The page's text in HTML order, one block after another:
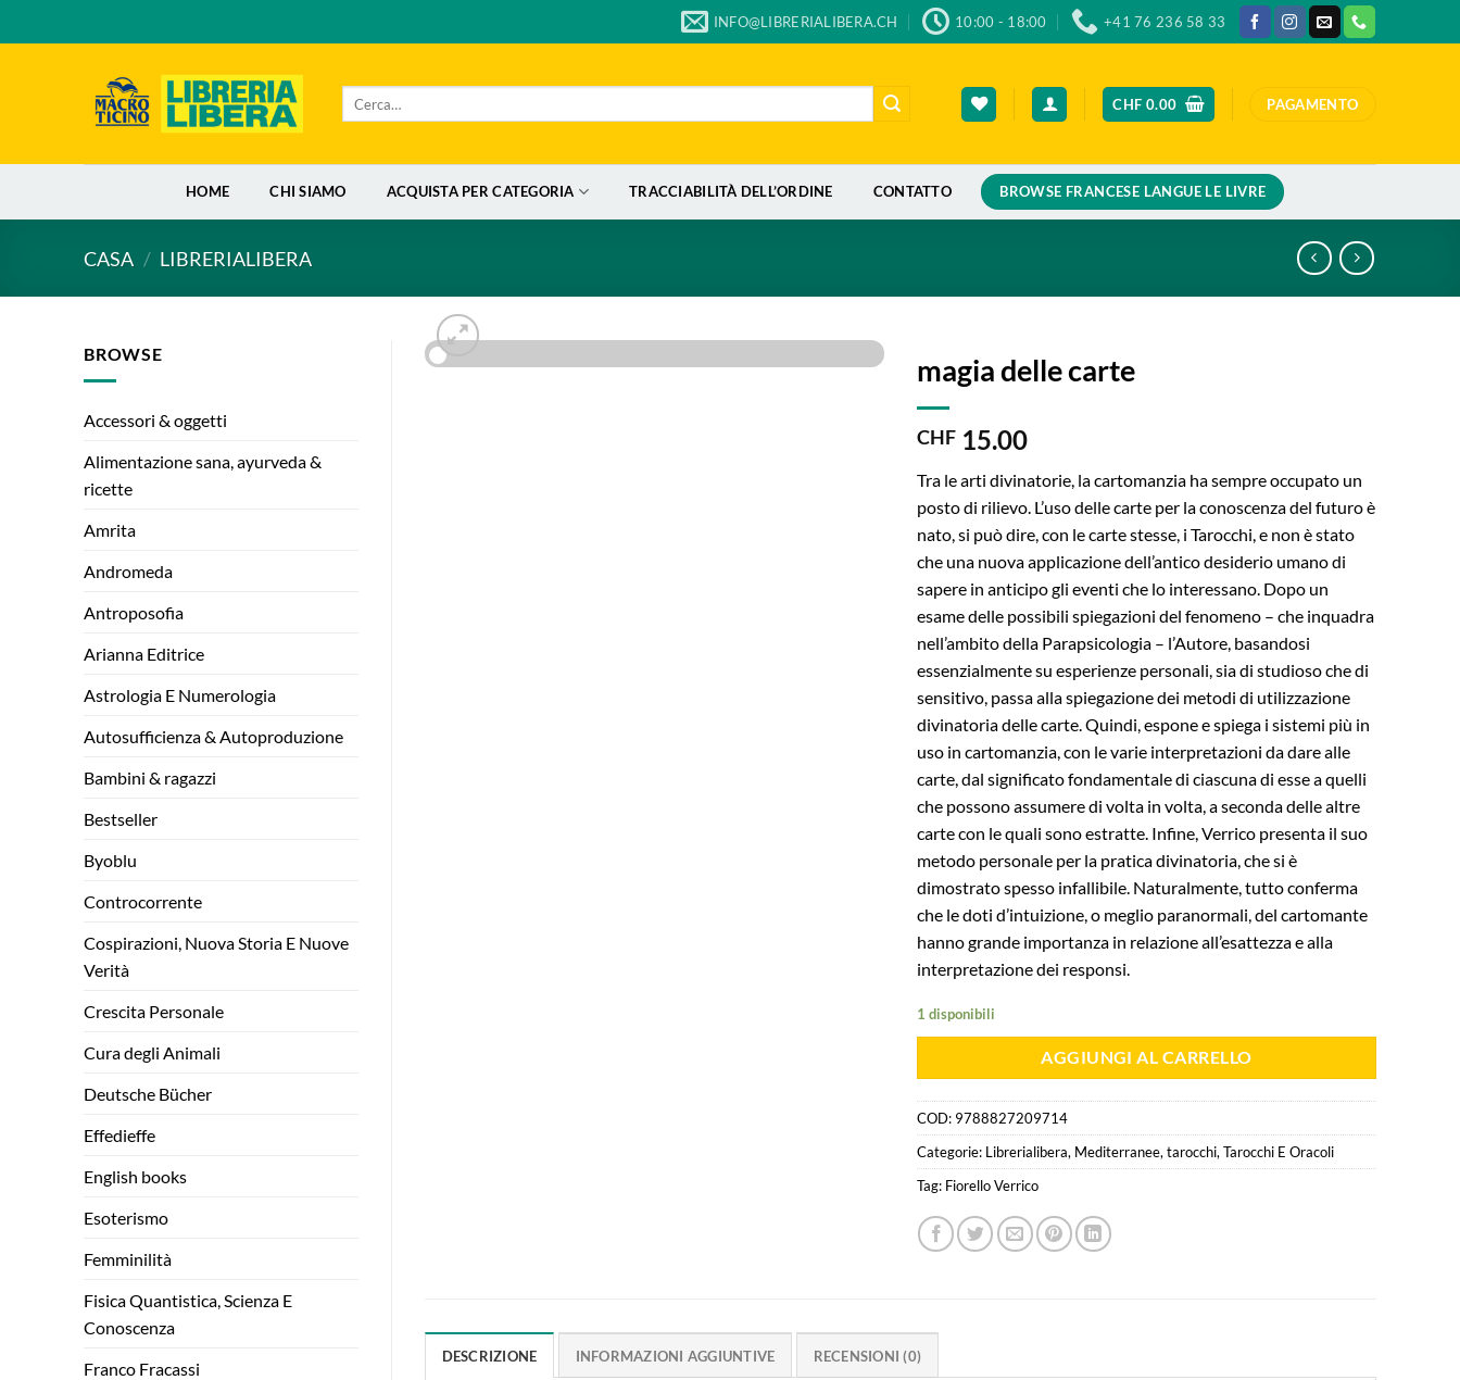
ai
INFO@LIBRERIALIBERA.CH 10:00 - 18:00 +41 76 236 58 33
CHF 0.00 PAGAMENTO
HOME CHI SIAMO ACQUISTA PER CATEGORIA TRACCIABILITÀ DELL’ORDINE CONTATTO BROWSE FRANCESE LANGUE LE LIVRE
CASA / LIBRERIALIBERA
BROWSE
Accessori & oggetti
Alimentazione sana, ayurveda &
ricette
Amrita
Andromeda
Antroposofia
Arianna Editrice
Astrologia E Numerologia
Autosufficienza & Autoproduzione
Bambini & ragazzi
Bestseller
Byoblu
Controcorrente
Cospirazioni, Nuova Storia E Nuove
Verità
Crescita Personale
Cura degli Animali
Deutsche Bücher
Effedieffe
English books
Esoterismo
Femminilità
Fisica Quantistica, Scienza E
Conoscenza
Franco Fracassi
magia delle carte
CHF15.00
Tra le arti divinatorie, la cartomanzia ha sempre occupato un
posto di rilievo. L’uso delle carte per la conoscenza del futuro è
nato, si può dire, con le carte stesse, i Tarocchi, e non è stato
che una nuova applicazione dell’antico desiderio umano di
sapere in anticipo gli eventi che lo interessano. Dopo un
esame delle possibili spiegazioni del fenomeno – che inquadra
nell’ambito della Parapsicologia – l’Autore, basandosi
essenzialmente su esperienze personali, sia di studioso che di
sensitivo, passa alla spiegazione dei metodi di utilizzazione
divinatoria delle carte. Quindi, espone e spiega i sistemi più in
uso in cartomanzia, con le varie interpretazioni da dare alle
carte, dal significato fondamentale di ciascuna di esse a quelli
che possono assumere di volta in volta, a seconda delle altre
carte con le quali sono estratte. Infine, Verrico presenta il suo
metodo personale per la pratica divinatoria, che si è
dimostrato spesso infallibile. Naturalmente, tutto conferma
che le doti d’intuizione, o meglio paranormali, del cartomante
hanno grande importanza in relazione all’esattezza e alla
interpretazione dei responsi.
1 disponibili
AGGIUNGI AL CARRELLO
COD: 9788827209714
Categorie: Librerialibera, Mediterranee,tarocchi,Tarocchi E Oracoli
Tag: Fiorello Verrico
DESCRIZIONE INFORMAZIONI AGGIUNTIVE RECENSIONI (0)